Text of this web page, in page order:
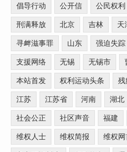
倡导行动 公开信 公民权利
刑满释放 北京 吉林 天
寻衅滋事罪 山东 强迫失踪
支援网络 无锡 无锡市
本站首发 权利运动头条 残
江苏 江苏省 河南 湖北
社会公正 社区声音 福建
维权人士 维权简报 维权